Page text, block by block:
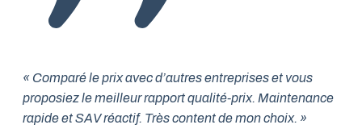
« Comparé le prix avec d’autres entreprises et vous
proposiez le meilleur rapport qualité-prix. Maintenance
rapide et SAV réactif. Très content de mon choix. »